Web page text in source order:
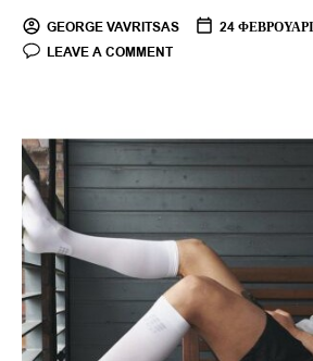
GEORGE VAVRITSAS
24
LEAVE A COMMENT